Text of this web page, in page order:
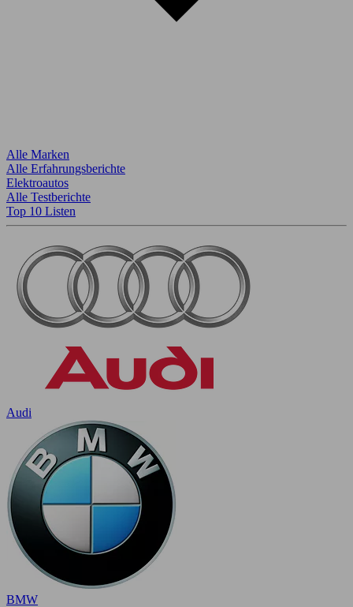
Alle Marken
Alle Erfahrungsberichte
Elektroautos
Alle Testberichte
Top 10 Listen
Audi
BMW